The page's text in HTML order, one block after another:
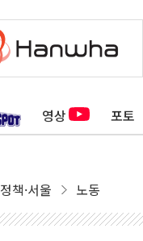
영상 포토
정책·서울 노동